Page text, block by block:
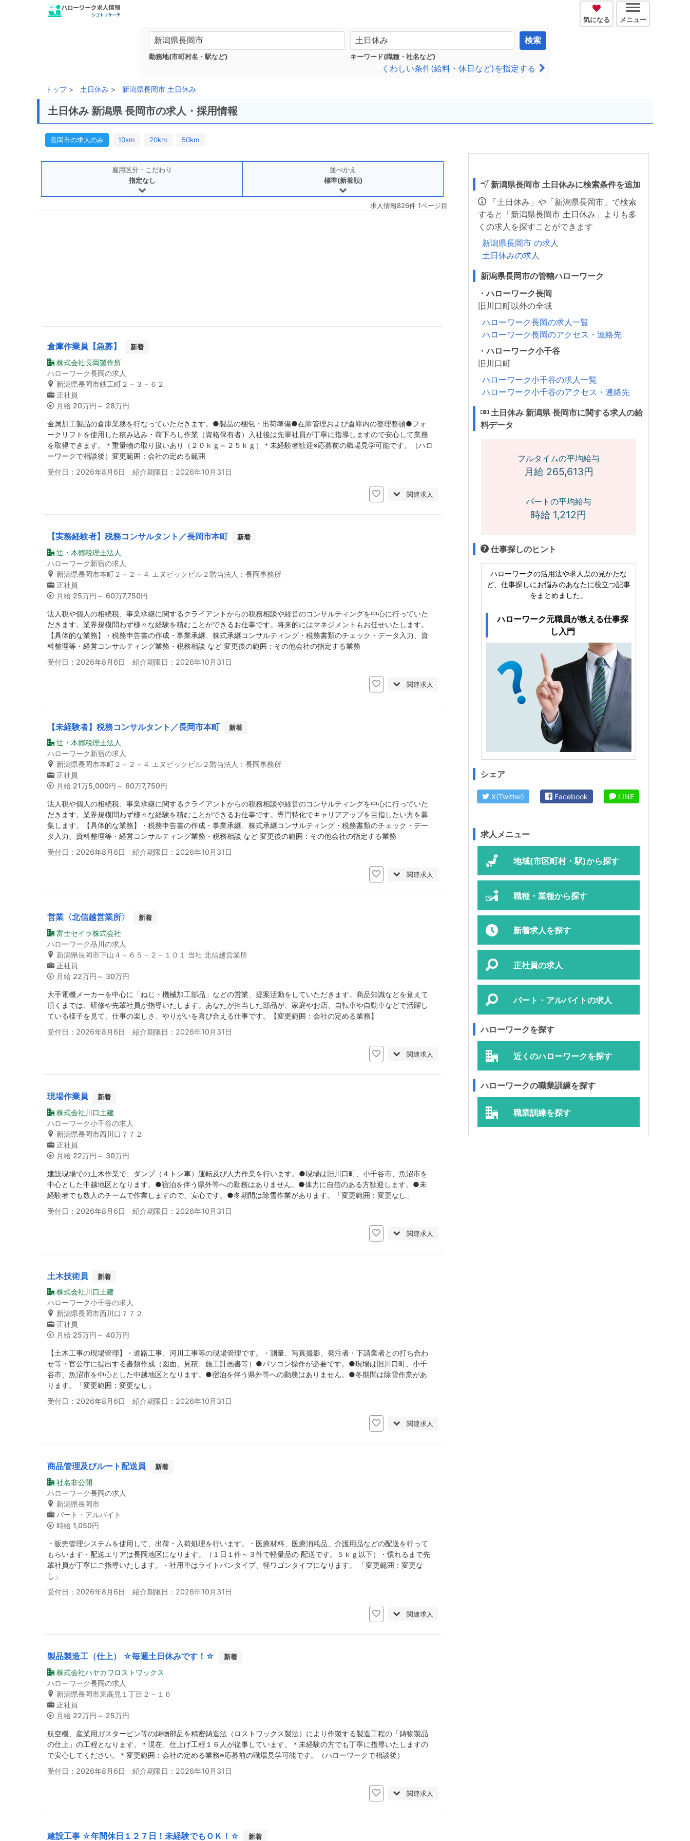
気になる メニュー
勤務地(市町村名・駅など) キーワード(職種・社名など)
検索
くわしい条件(給料・休日など)を指定する
トップ 土日休み 新潟県長岡市 土日休み
土日休み 新潟県 長岡市の求人・採用情報
長岡市の求人のみ 10km 20km 50km
雇用区分・こだわり
指定なし
並べかえ
標準(新着順)
求人情報826件 1ページ目
倉庫作業員【急募】 新着
株式会社長岡製作所
ハローワーク長岡の求人
新潟県長岡市鉄工町２－３－６２
正社員
月給 20万円～ 28万円
金属加工製品の倉庫業務を行なっていただきます。●製品の梱包・出荷準備●在庫管理および倉庫内の整理整頓●フォ
ークリフトを使用した積み込み・荷下ろし作業（資格保有者）入社後は先輩社員が丁寧に指導しますので安心して業務
を取得できます。＊重量物の取り扱いあり（２０ｋｇ～２５ｋｇ）＊未経験者歓迎※応募前の職場見学可能です。（ハロ
ーワークで相談後）変更範囲：会社の定める範囲
受付日：2026年8月6日 紹介期限日：2026年10月31日
関連求人
【実務経験者】税務コンサルタント／長岡市本町 新着
辻・本郷税理士法人
ハローワーク新宿の求人
新潟県長岡市本町２－２－４ エヌビックビル２階当法人：長岡事務所
正社員
月給 25万円～ 60万7,750円
法人税や個人の相続税、事業承継に関するクライアントからの税務相談や経営のコンサルティングを中心に行っていた
だきます。業界規模問わず様々な経験を積むことができるお仕事です。将来的にはマネジメントもお任せいたします。
【具体的な業務】・税務申告書の作成・事業承継、株式承継コンサルティング・税務書類のチェック・データ入力、資
料整理等・経営コンサルティング業務・税務相談 など 変更後の範囲：その他会社の指定する業務
受付日：2026年8月6日 紹介期限日：2026年10月31日
関連求人
【未経験者】税務コンサルタント／長岡市本町 新着
辻・本郷税理士法人
ハローワーク新宿の求人
新潟県長岡市本町２－２－４ エヌビックビル２階当法人：長岡事務所
正社員
月給 21万5,000円～ 60万7,750円
法人税や個人の相続税、事業承継に関するクライアントからの税務相談や経営のコンサルティングを中心に行っていた
だきます。業界規模問わず様々な経験を積むことができるお仕事です。専門特化でキャリアアップを目指したい方を募
集します。【具体的な業務】・税務申告書の作成・事業承継、株式承継コンサルティング・税務書類のチェック・デー
タ入力、資料整理等・経営コンサルティング業務・税務相談 など 変更後の範囲：その他会社の指定する業務
受付日：2026年8月6日 紹介期限日：2026年10月31日
関連求人
営業〈北信越営業所〉 新着
富士セイラ株式会社
ハローワーク品川の求人
新潟県長岡市下山４－６５－２－１０１ 当社 北信越営業所
正社員
月給 22万円～ 30万円
大手電機メーカーを中心に「ねじ・機械加工部品」などの営業、提案活動をしていただきます。商品知識などを覚えて
頂くまでは、研修や先輩社員が指導いたします。あなたが担当した部品が、家庭やお店、自転車や自動車などで活躍し
ている様子を見て、仕事の楽しさ、やりがいを喜び合える仕事です。【変更範囲：会社の定める業務】
受付日：2026年8月6日 紹介期限日：2026年10月31日
関連求人
現場作業員 新着
株式会社川口土建
ハローワーク小千谷の求人
新潟県長岡市西川口７７２
正社員
月給 22万円～ 30万円
建設現場での土木作業で、ダンプ（４トン車）運転及び人力作業を行います。●現場は旧川口町、小千谷市、魚沼市を
中心とした中越地区となります。●宿泊を伴う県外等への勤務はありません。●体力に自信のある方歓迎します。●未
経験者でも数人のチームで作業しますので、安心です。●冬期間は除雪作業があります。「変更範囲：変更なし」
受付日：2026年8月6日 紹介期限日：2026年10月31日
関連求人
土木技術員 新着
株式会社川口土建
ハローワーク小千谷の求人
新潟県長岡市西川口７７２
正社員
月給 25万円～ 40万円
【土木工事の現場管理】・道路工事、河川工事等の現場管理です。・測量、写真撮影、発注者・下請業者との打ち合わ
せ等・官公庁に提出する書類作成（図面、見積、施工計画書等）●パソコン操作が必要です。●現場は旧川口町、小千
谷市、魚沼市を中心とした中越地区となります。●宿泊を伴う県外等への勤務はありません。●冬期間は除雪作業があ
ります。「変更範囲：変更なし」
受付日：2026年8月6日 紹介期限日：2026年10月31日
関連求人
商品管理及びルート配送員 新着
社名非公開
ハローワーク長岡の求人
新潟県長岡市
パート・アルバイト
時給 1,050円
・販売管理システムを使用して、出荷・入荷処理を行います。・医療材料、医療消耗品、介護用品などの配送を行って
もらいます・配送エリアは長岡地区になります。（１日１件～３件で軽量品の 配送です。５ｋｇ以下）・慣れるまで先
輩社員が丁寧にご指導いたします。・社用車はライトバンタイプ、軽ワゴンタイプになります。 「変更範囲：変更な
し」
受付日：2026年8月6日 紹介期限日：2026年10月31日
関連求人
製品製造工（仕上） ☆毎週土日休みです！☆ 新着
株式会社ハヤカワロストワックス
ハローワーク長岡の求人
新潟県長岡市東高見１丁目２－１６
正社員
月給 22万円～ 25万円
航空機、産業用ガスタービン等の鋳物部品を精密鋳造法（ロストワックス製法）により作製する製造工程の「鋳物製品
の仕上」の工程となります。＊現在、仕上げ工程１６人が従事しています。＊未経験の方でも丁寧に指導いたしますの
で安心してください。＊変更範囲：会社の定める業務※応募前の職場見学可能です。（ハローワークで相談後）
受付日：2026年8月6日 紹介期限日：2026年10月31日
関連求人
建設工事 ☆年間休日１２７日！未経験でもＯＫ！☆ 新着
新潟県長岡市 土日休みに検索条件を追加
「土日休み」や「新潟県長岡市」で検索
すると「新潟県長岡市 土日休み」よりも多
くの求人を探すことができます
新潟県長岡市 の求人
土日休みの求人
新潟県長岡市の管轄ハローワーク
・ハローワーク長岡
旧川口町以外の全域
ハローワーク長岡の求人一覧
ハローワーク長岡のアクセス・連絡先
・ハローワーク小千谷
旧川口町
ハローワーク小千谷の求人一覧
ハローワーク小千谷のアクセス・連絡先
土日休み 新潟県 長岡市に関する求人の給
料データ
フルタイムの平均給与
月給 265,613円
パートの平均給与
時給 1,212円
仕事探しのヒント
ハローワークの活用法や求人票の見かたな
ど、仕事探しにお悩みのあなたに役立つ記事
をまとめました。
ハローワーク元職員が教える仕事探
し入門
シェア
X(Twitter) Facebook LINE
求人メニュー
地域(市区町村・駅)から探す
職種・業種から探す
新着求人を探す
正社員の求人
パート・アルバイトの求人
ハローワークを探す
近くのハローワークを探す
ハローワークの職業訓練を探す
職業訓練を探す